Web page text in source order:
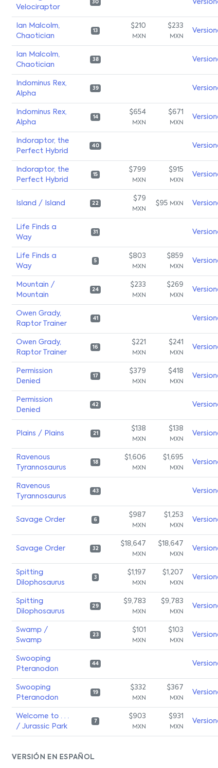
Velociraptor
30
Ian Malcolm,
Chaotician
13
$210
MXN
$233
MXN
Ian Malcolm,
Chaotician
38
Indominus Rex,
Alpha
39
Indominus Rex,
Alpha
14
$654
MXN
$671
MXN
Indoraptor, the
Perfect Hybrid
40
Indoraptor, the
Perfect Hybrid
15
$799
MXN
$915
MXN
Island / Island 22
$79
MXN
$95 MXN
Life Finds a
Way
31
Life Finds a
Way
5
$803
MXN
$859
MXN
Mountain /
Mountain
24
$233
MXN
$269
MXN
Owen Grady,
Raptor Trainer
41
Owen Grady,
Raptor Trainer
16
$221
MXN
$241
MXN
Permission
Denied
17
$379
MXN
$418
MXN
Permission
Denied
42
Plains / Plains 21
$138
MXN
$138
MXN
Ravenous
Tyrannosaurus
18
$1,606
MXN
$1,695
MXN
Ravenous
Tyrannosaurus
43
Savage Order 6
$987
MXN
$1,253
MXN
Savage Order 32
$18,647
MXN
$18,647
MXN
Spitting
Dilophosaurus
3
$1,197
MXN
$1,207
MXN
Spitting
Dilophosaurus
29
$9,783
MXN
$9,783
MXN
Swamp /
Swamp
23
$101
MXN
$103
MXN
Swooping
Pteranodon
44
Swooping
Pteranodon
19
$332
MXN
$367
MXN
Welcome to . . .
/ Jurassic Park
7
$903
MXN
$931
MXN
VERSIÓN EN ESPAÑOL